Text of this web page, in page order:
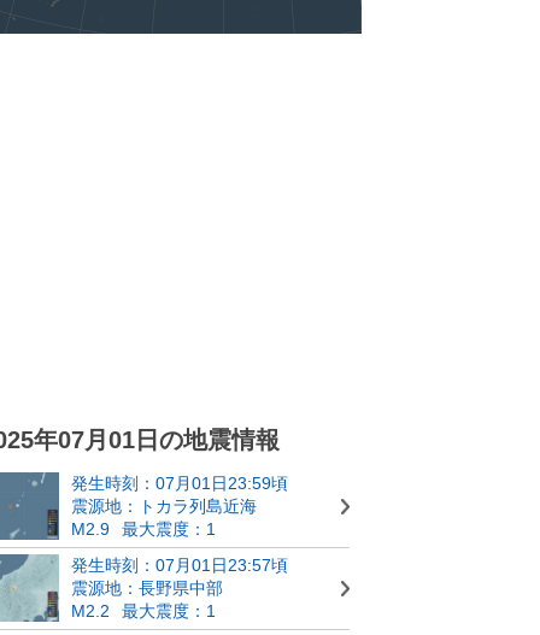
年07月01日の地震情報
発生時刻：07月01日23:59頃
震源地：トカラ列島近海
M2.9
最大震度：1
発生時刻：07月01日23:57頃
震源地：長野県中部
M2.2
最大震度：1